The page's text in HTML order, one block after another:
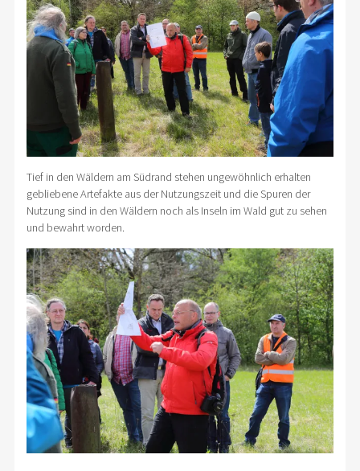
Tief in den Wäldern am Südrand stehen ungewöhnlich erhalten
gebliebene Artefakte aus der Nutzungszeit und die Spuren der
Nutzung sind in den Wäldern noch als Inseln im Wald gut zu sehen
und bewahrt worden.